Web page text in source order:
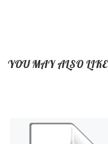
YOU MAY ALSO LIKE